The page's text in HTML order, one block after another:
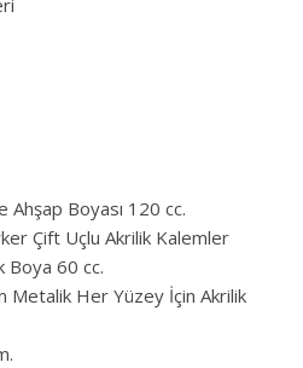
Ahşap Boyası 120 cc.
Çift Uçlu Akrilik Kalemler
Boya 60 cc.
Metalik Her Yüzey İçin Akrilik